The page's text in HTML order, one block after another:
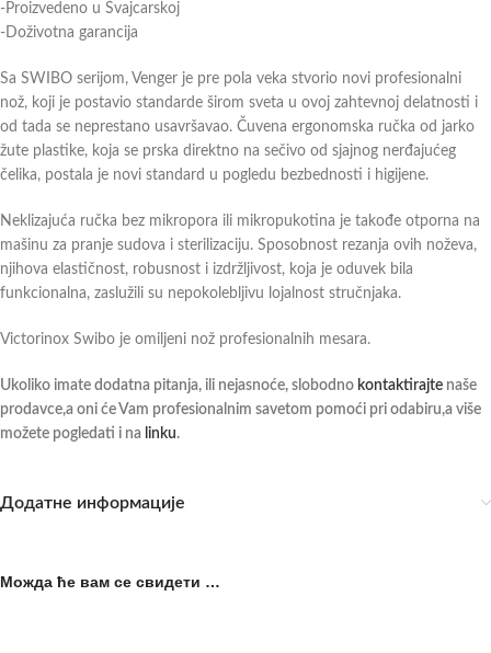
-Proizvedeno u Švajcarskoj
-Doživotna garancija
Sa SWIBO serijom, Venger je pre pola veka stvorio novi profesionalni
nož, koji je postavio standarde širom sveta u ovoj zahtevnoj delatnosti i
od tada se neprestano usavršavao. Čuvena ergonomska ručka od jarko
žute plastike, koja se prska direktno na sečivo od sjajnog nerđajućeg
čelika, postala je novi standard u pogledu bezbednosti i higijene.
Neklizajuća ručka bez mikropora ili mikropukotina je takođe otporna na
mašinu za pranje sudova i sterilizaciju. Sposobnost rezanja ovih noževa,
njihova elastičnost, robusnost i izdržljivost, koja je oduvek bila
funkcionalna, zaslužili su nepokolebljivu lojalnost stručnjaka.
Victorinox Swibo je omiljeni nož profesionalnih mesara.
Ukoliko imate dodatna pitanja, ili nejasnoće, slobodno kontaktirajte naše
prodavce,a oni će Vam profesionalnim savetom pomoći pri odabiru,a više
možete pogledati i na linku.
Додатне информације
Можда ће вам се свидети …